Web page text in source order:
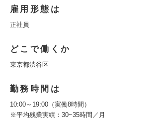
雇用形態は
正社員
どこで働くか
東京都渋谷区
勤務時間は
10:00～19:00（実働8時間）
※平均残業実績：30~35時間／月